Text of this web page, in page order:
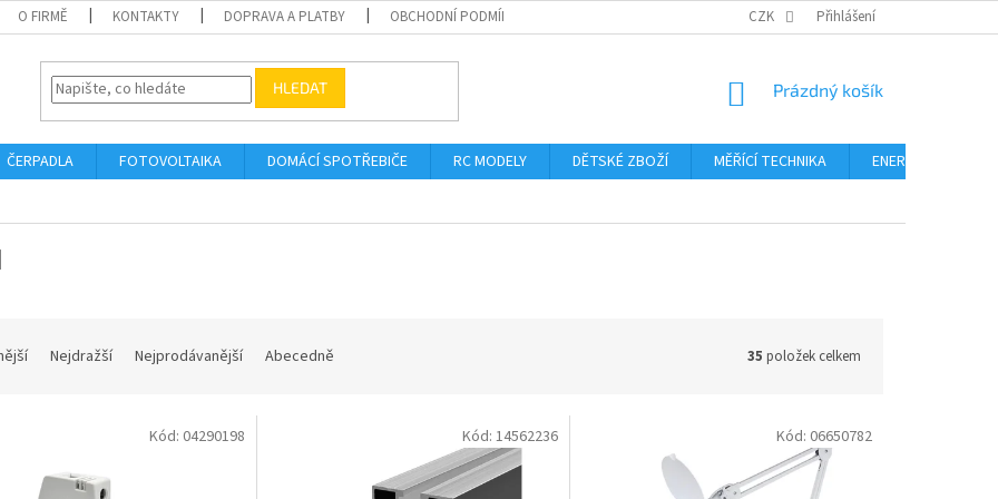
O FIRMĚ KONTAKTY DOPRAVA A PLATBY OBCHODNÍ PODMÍNKY PODMÍNKY OCHRANY OSOBNÍCH ÚDAJŮ FORMULÁŘ
CZK Přihlášení
HLEDAT
NÁKUPNÍ
Prázdný košík
ČERPADLA FOTOVOLTAIKA DOMÁCÍ SPOTŘEBIČE RC MODELY DĚTSKÉ ZBOŽÍ MĚŘÍCÍ TECHNIKA ENERGIE
Nejdražší Nejprodávanější Abecedně 35 položek celkem
Kód: 04290198 Kód: 14562236 Kód: 06650782